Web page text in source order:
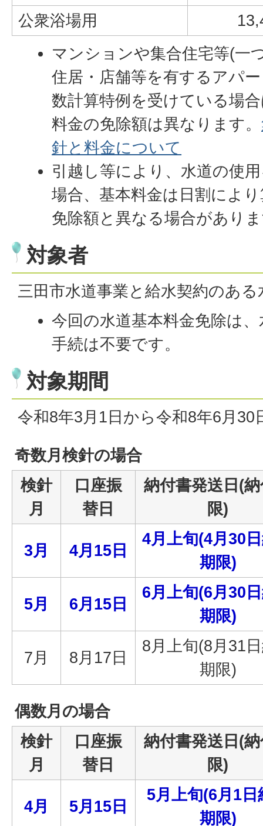
公衆浴場用
マンションや集合住宅等(一
住居・店舗等を有するアパ
数計算特例を受けている場
料金の免除額は異なります。
針と料金について
引越し等により、水道の使
場合、基本料金は日割によ
免除額と異なる場合があり
対象者
三田市水道事業と給水契約のある
今回の水道基本料金免除は
手続は不要です。
対象期間
令和8年3月1日から令和8年6月30
奇数月検針の場合
検針
月
口座振
替日
納付書発送日(
限)
3月 4月15日
4月上旬(4月30
期限)
5月 6月15日
6月上旬(6月30
期限)
7月 8月17日
8月上旬(8月31
期限)
偶数月の場合
検針
月
口座振
替日
納付書発送日(
限)
4月 5月15日
5月上旬(6月1日
期限)